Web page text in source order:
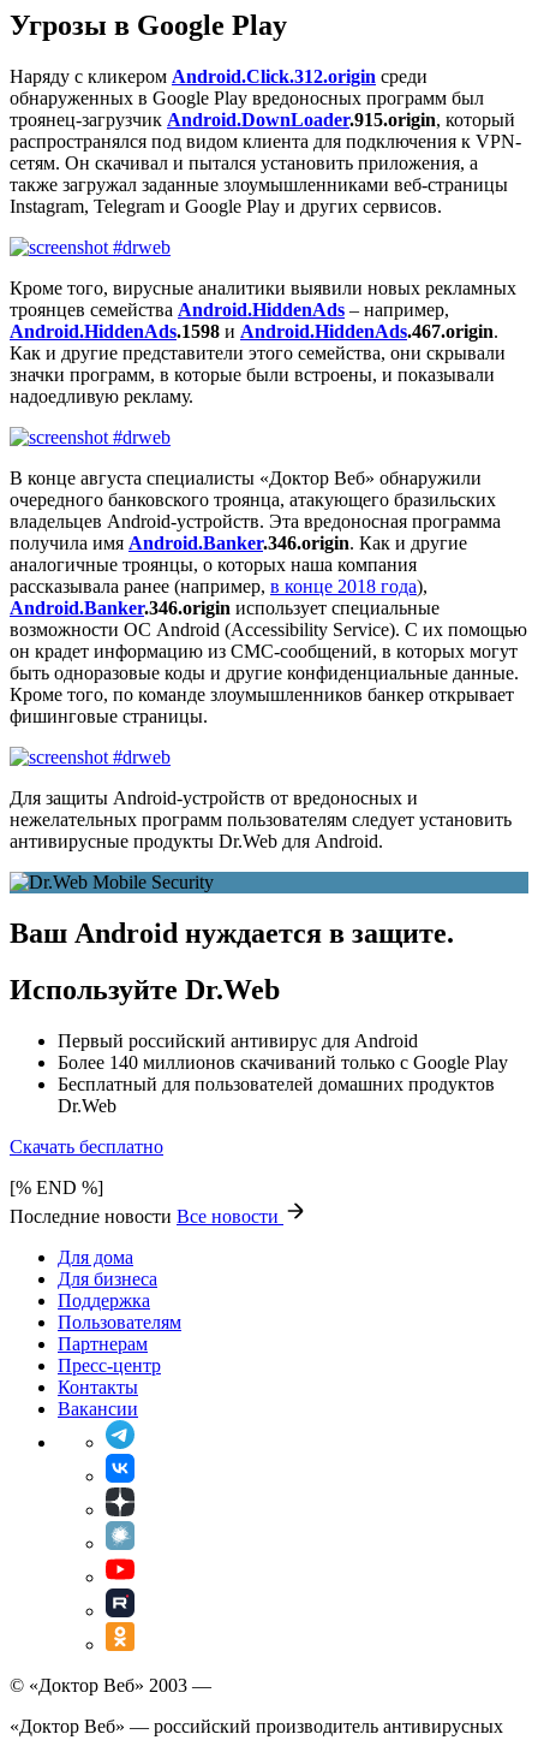
Угрозы в Google Play
Наряду с кликером Android.Click.312.origin cреди
обнаруженных в Google Play вредоносных программ был
троянец-загрузчик Android.DownLoader.915.origin, который
распространялся под видом клиента для подключения к VPN-
сетям. Он скачивал и пытался установить приложения, а
также загружал заданные злоумышленниками веб-страницы
Instagram, Telegram и Google Play и других сервисов.
Кроме того, вирусные аналитики выявили новых рекламных
троянцев семейства Android.HiddenAds – например,
Android.HiddenAds.1598 и Android.HiddenAds.467.origin.
Как и другие представители этого семейства, они скрывали
значки программ, в которые были встроены, и показывали
надоедливую рекламу.
В конце августа специалисты «Доктор Веб» обнаружили
очередного банковского троянца, атакующего бразильских
владельцев Android-устройств. Эта вредоносная программа
получила имя Android.Banker.346.origin. Как и другие
аналогичные троянцы, о которых наша компания
рассказывала ранее (например, в конце 2018 года),
Android.Banker.346.origin использует специальные
возможности ОС Android (Accessibility Service). С их помощью
он крадет информацию из СМС-сообщений, в которых могут
быть одноразовые коды и другие конфиденциальные данные.
Кроме того, по команде злоумышленников банкер открывает
фишинговые страницы.
Для защиты Android-устройств от вредоносных и
нежелательных программ пользователям следует установить
антивирусные продукты Dr.Web для Android.
Ваш Android нуждается в защите.
Используйте Dr.Web
Первый российский антивирус для Android
Более 140 миллионов скачиваний только с Google Play
Бесплатный для пользователей домашних продуктов
Dr.Web
Скачать бесплатно
[% END %]
Последние новости Все новости
Для дома
Для бизнеса
Поддержка
Пользователям
Партнерам
Пресс-центр
Контакты
Вакансии
© «Доктор Веб» 2003 —
«Доктор Веб» — российский производитель антивирусных